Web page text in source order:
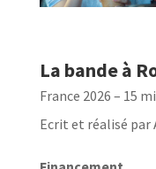
La bande à
France 2026 – 15
Ecrit et réalisé par